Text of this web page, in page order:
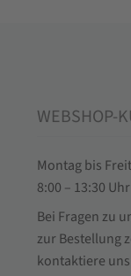
WEBSHOP-
Montag bis
8:00 – 13:30 Uhr
Bei Fragen zu
zur Bestellung
kontaktiere